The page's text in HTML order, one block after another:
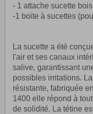
- 1 attache sucette bois
-1 boite à sucettes
La sucette a été
l'air et ses canaux
salive, garantissant
possibles irritations.
résistante, fabriquée
1400 elle répond à
de solidité. La tétine